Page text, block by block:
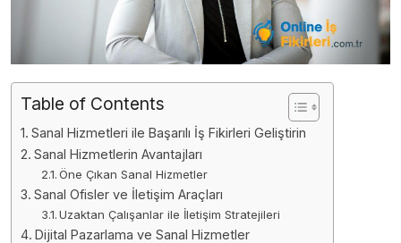
Table of Contents
Sanal Hizmetleri ile Başarılı İş Fikirleri Geliştirin
Sanal Hizmetlerin Avantajları
Öne Çıkan Sanal Hizmetler
Sanal Ofisler ve İletişim Araçları
Uzaktan Çalışanlar ile İletişim Stratejileri
Dijital Pazarlama ve Sanal Hizmetler